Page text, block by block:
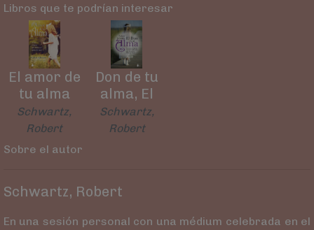
Libros que te podrían interesar
El amor de
tu alma
Schwartz,
Robert
Don de tu
alma, El
Schwartz,
Robert
Sobre el autor
Schwartz, Robert
En una sesión personal con una médium celebrada en el